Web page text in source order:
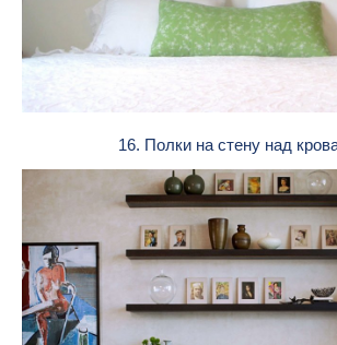
16. Полки на стену над